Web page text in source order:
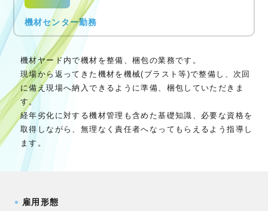
機材センター勤務
機材ヤード内で機材を整備、梱包の業務です。
現場から返ってきた機材を機械(ブラスト等)で整備し、次回
に備え現場へ納入できるように準備、梱包していただきま
す。
経年劣化に対する機材管理も含めた基礎知識、必要な資格を
取得しながら、無理なく責任者へなってもらえるよう指導し
ます。
雇用形態